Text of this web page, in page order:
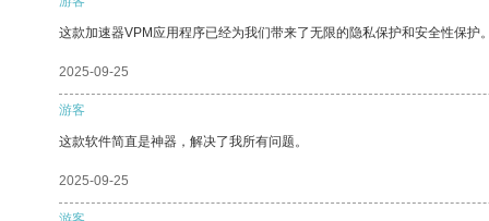
这款加速器VPM应用程序已经为我们带来了无限的隐私保护和安全性保护
2025-09-25
游客
这款软件简直是神器，解决了我所有问题。
2025-09-25